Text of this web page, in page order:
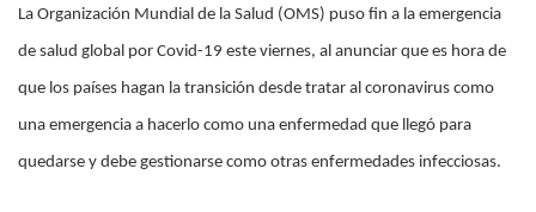
La Organización Mundial de la Salud (OMS) puso fin a la emergencia
de salud global por Covid-19 este viernes, al anunciar que es hora de
que los países hagan la transición desde tratar al coronavirus como
una emergencia a hacerlo como una enfermedad que llegó para
quedarse y debe gestionarse como otras enfermedades infecciosas.